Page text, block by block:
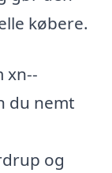
købere.
xn--
du nemt
og